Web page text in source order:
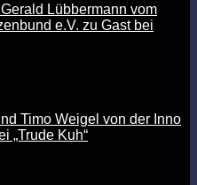
Lübbermann vom
e.V. zu Gast bei
Timo Weigel von der Inno
„Trude Kuh“